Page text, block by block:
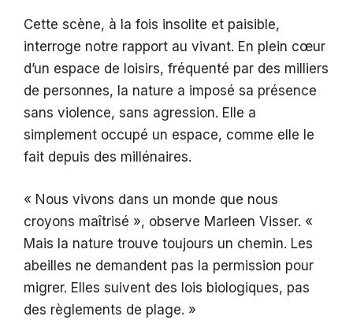
Cette scène, à la fois insolite et paisible,
interroge notre rapport au vivant. En plein cœur
d’un espace de loisirs, fréquenté par des milliers
de personnes, la nature a imposé sa présence
sans violence, sans agression. Elle a
simplement occupé un espace, comme elle le
fait depuis des millénaires.
« Nous vivons dans un monde que nous
croyons maîtrisé », observe Marleen Visser. «
Mais la nature trouve toujours un chemin. Les
abeilles ne demandent pas la permission pour
migrer. Elles suivent des lois biologiques, pas
des règlements de plage. »